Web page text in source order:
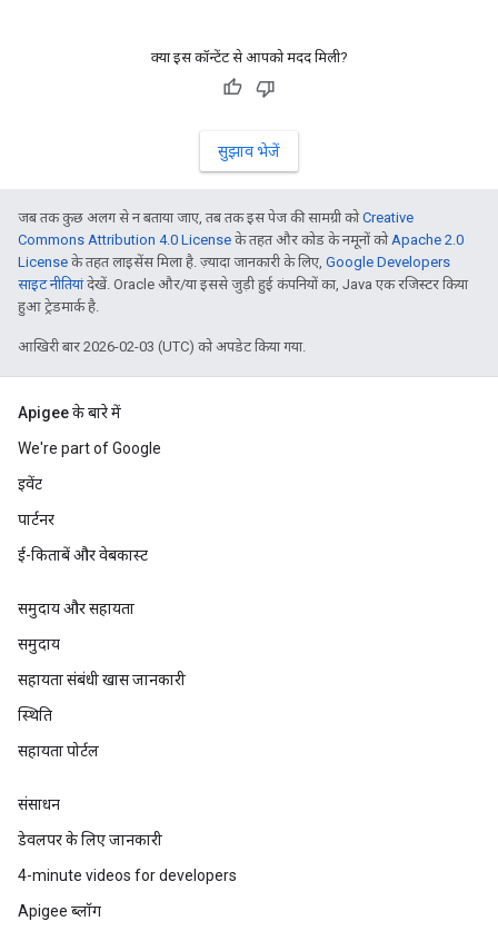
क्या इस कॉन्टेंट से आपको मदद मिली?
सुझाव भेजें
जब तक कुछ अलग से न बताया जाए, तब तक इस पेज की सामग्री कोCreative
Commons Attribution 4.0 License के तहत और कोड के नमूनों कोApache 2.0
License के तहत लाइसेंस मिला है. ज़्यादा जानकारी के लिए, Google Developers
साइट नीतियांदेखें. Oracle और/या इससे जुड़ी हुई कंपनियों का, Java एक रजिस्टर किया
हुआ ट्रेडमार्क है.
आखिरी बार 2026-02-03 (UTC) को अपडेट किया गया.
Apigee के बारे में
We're part of Google
इवेंट
पार्टनर
ई-किताबें और वेबकास्ट
समुदाय और सहायता
समुदाय
सहायता संबंधी खास जानकारी
स्थिति
सहायता पोर्टल
संसाधन
डेवलपर के लिए जानकारी
4-minute videos for developers
Apigee ब्लॉग